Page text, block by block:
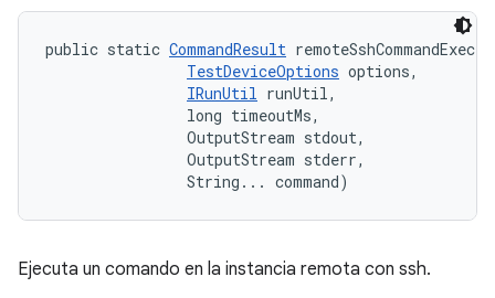
public static CommandResult remoteSshCommandExec (
TestDeviceOptions options,
IRunUtil runUtil,
                long timeoutMs,
                OutputStream stdout,
                OutputStream stderr,
                String... command)
Ejecuta un comando en la instancia remota con ssh.